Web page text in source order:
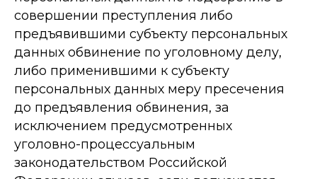
совершении преступления либо
предъявившими субъекту персональных
данных обвинение по уголовному делу,
либо применившими к субъекту
персональных данных меру пресечения
до предъявления обвинения, за
исключением предусмотренных
уголовно-­процессуальным
законодательством Российской